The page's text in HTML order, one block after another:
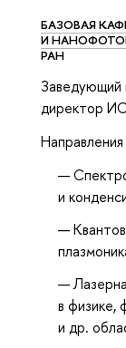
БАЗОВАЯ
И
РАН
директор
и
в физике,
и др.